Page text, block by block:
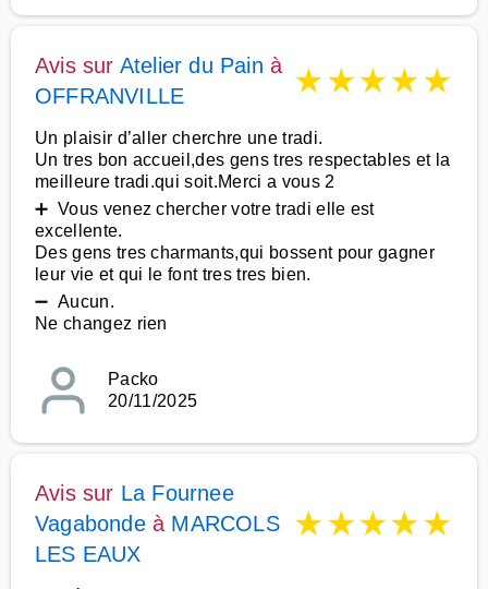
Avis sur Atelier du Pain à
OFFRANVILLE
★★★★★
Un plaisir d’aller cherchre une tradi.
Un tres bon accueil,des gens tres respectables et la
meilleure tradi.qui soit.Merci a vous 2
➕ Vous venez chercher votre tradi elle est
excellente.
Des gens tres charmants,qui bossent pour gagner
leur vie et qui le font tres tres bien.
➖ Aucun.
Ne changez rien
Packo
20/11/2025
Avis sur La Fournee
Vagabondeà MARCOLS
LES EAUX
★★★★★